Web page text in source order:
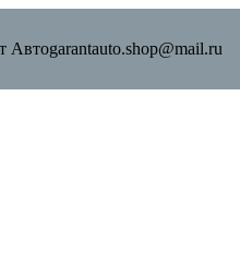
garantauto.shop@mail.ru